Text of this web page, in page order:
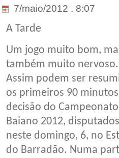
7/maio/2012 . 8:07
A Tarde
Um jogo muito bom,
também muito nervoso.
Assim podem ser
os primeiros 90
decisão do Campeonato
Baiano 2012, disputados
neste domingo, 6, no
do Barradão. Numa